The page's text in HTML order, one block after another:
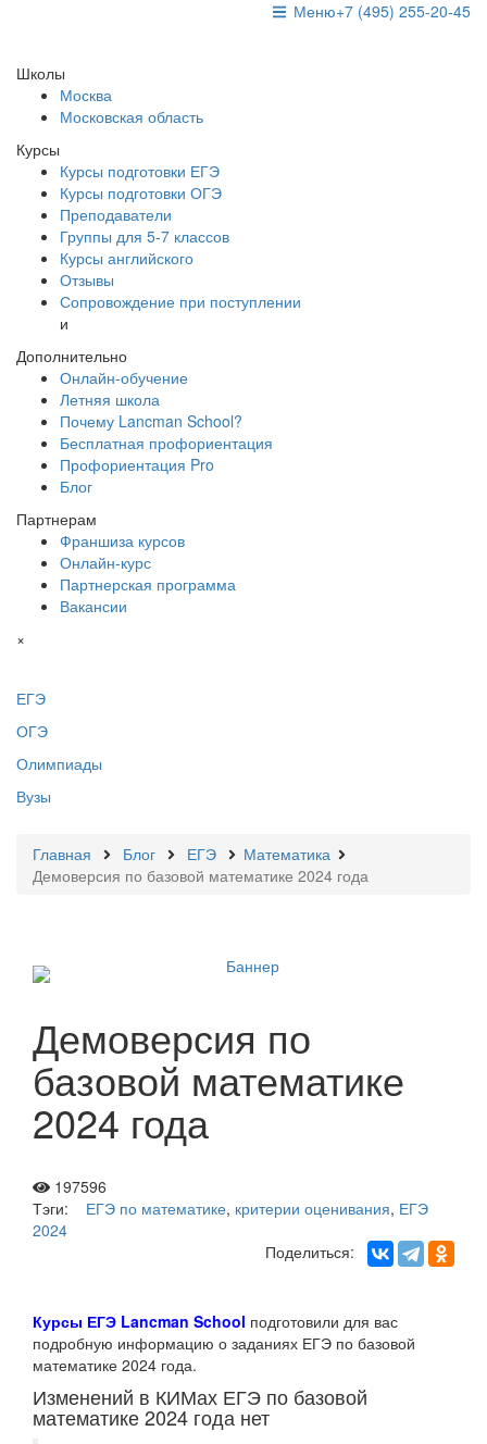
+7 (495) 255-20-45
Меню
Школы
Москва
Московская область
Курсы
Курсы подготовки ЕГЭ
Курсы подготовки ОГЭ
Преподаватели
Группы для 5-7 классов
Курсы английского
Отзывы
Сопровождение при поступлении
и
Дополнительно
Онлайн-обучение
Летняя школа
Почему Lancman School?
Бесплатная профориентация
Профориентация Pro
Блог
Партнерам
Франшиза курсов
Онлайн-курс
Партнерская программа
Вакансии
×
ЕГЭ
ОГЭ
Олимпиады
Вузы
Главная Блог ЕГЭ
Математика
Демоверсия по базовой математике 2024 года
Демоверсия по
базовой математике
2024 года
197596
Тэги:
ЕГЭ по математике, критерии оценивания, ЕГЭ
2024
Поделиться:
Курсы ЕГЭ Lancman School подготовили для вас
подробную информацию о заданиях ЕГЭ по базовой
математике 2024 года.
Изменений в КИМах ЕГЭ по базовой
математике 2024 года нет